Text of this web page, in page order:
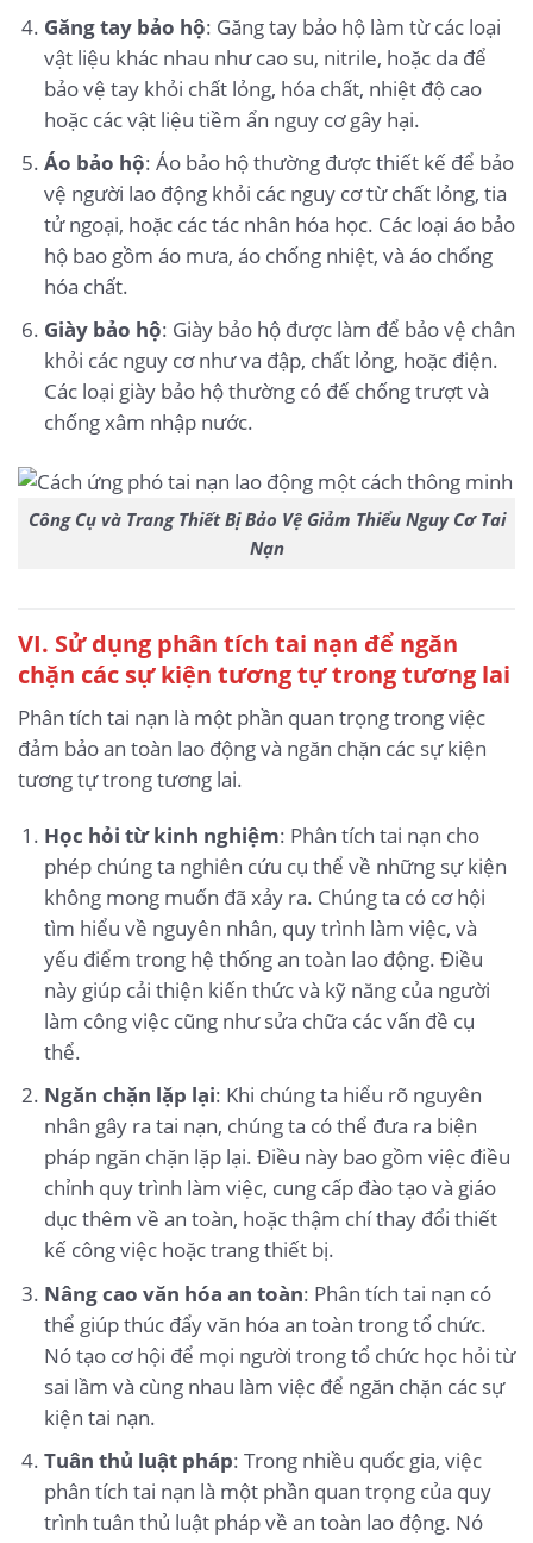
Găng tay bảo hộ: Găng tay bảo hộ làm từ các loại
vật liệu khác nhau như cao su, nitrile, hoặc da để
bảo vệ tay khỏi chất lỏng, hóa chất, nhiệt độ cao
hoặc các vật liệu tiềm ẩn nguy cơ gây hại.
Áo bảo hộ: Áo bảo hộ thường được thiết kế để bảo
vệ người lao động khỏi các nguy cơ từ chất lỏng, tia
tử ngoại, hoặc các tác nhân hóa học. Các loại áo bảo
hộ bao gồm áo mưa, áo chống nhiệt, và áo chống
hóa chất.
Giày bảo hộ: Giày bảo hộ được làm để bảo vệ chân
khỏi các nguy cơ như va đập, chất lỏng, hoặc điện.
Các loại giày bảo hộ thường có đế chống trượt và
chống xâm nhập nước.
Công Cụ và Trang Thiết Bị Bảo Vệ Giảm Thiểu Nguy Cơ Tai
Nạn
VI. Sử dụng phân tích tai nạn để ngăn
chặn các sự kiện tương tự trong tương lai
Phân tích tai nạn là một phần quan trọng trong việc
đảm bảo an toàn lao động và ngăn chặn các sự kiện
tương tự trong tương lai.
Học hỏi từ kinh nghiệm: Phân tích tai nạn cho
phép chúng ta nghiên cứu cụ thể về những sự kiện
không mong muốn đã xảy ra. Chúng ta có cơ hội
tìm hiểu về nguyên nhân, quy trình làm việc, và
yếu điểm trong hệ thống an toàn lao động. Điều
này giúp cải thiện kiến thức và kỹ năng của người
làm công việc cũng như sửa chữa các vấn đề cụ
thể.
Ngăn chặn lặp lại: Khi chúng ta hiểu rõ nguyên
nhân gây ra tai nạn, chúng ta có thể đưa ra biện
pháp ngăn chặn lặp lại. Điều này bao gồm việc điều
chỉnh quy trình làm việc, cung cấp đào tạo và giáo
dục thêm về an toàn, hoặc thậm chí thay đổi thiết
kế công việc hoặc trang thiết bị.
Nâng cao văn hóa an toàn: Phân tích tai nạn có
thể giúp thúc đẩy văn hóa an toàn trong tổ chức.
Nó tạo cơ hội để mọi người trong tổ chức học hỏi từ
sai lầm và cùng nhau làm việc để ngăn chặn các sự
kiện tai nạn.
Tuân thủ luật pháp: Trong nhiều quốc gia, việc
phân tích tai nạn là một phần quan trọng của quy
trình tuân thủ luật pháp về an toàn lao động. Nó